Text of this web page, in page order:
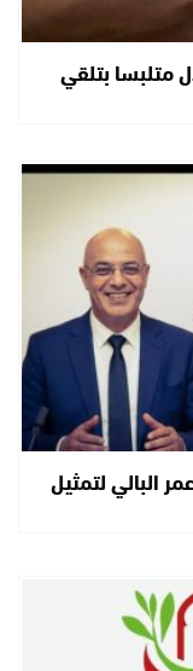
متلبسا بتلقي
البالي لتمثيل